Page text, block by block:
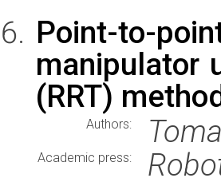
Point-to-
manipulator
(RRT)
Authors:
Academic press: